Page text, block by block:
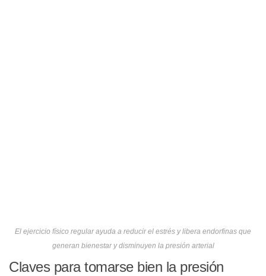
El ejercicio físico regular ayuda a reducir el estrés y libera endorfinas que
generan bienestar y disminuyen la presión arterial
Claves para tomarse bien la presión